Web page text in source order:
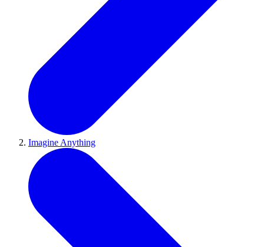
Imagine Anything